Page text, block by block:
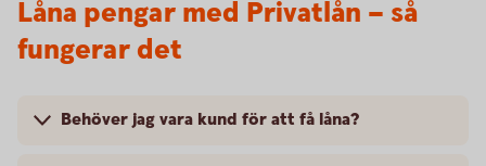
Låna pengar med Privatlån – så
fungerar det
Behöver jag vara kund för att få låna?